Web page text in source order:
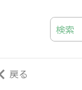
戻る